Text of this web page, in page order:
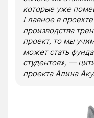
которые уже
Главное в
производства
проект, то мы
может стать
студентов», —
проекта Алина